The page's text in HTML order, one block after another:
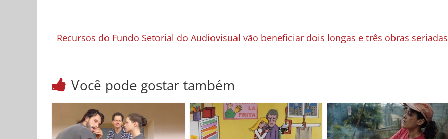
Recursos do Fundo Setorial do Audiovisual vão beneficiar dois longas e três obras seriadas
Você pode gostar também